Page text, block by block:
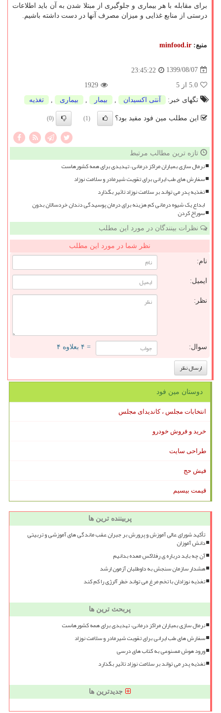
برای مقابله با هر بیماری و جلوگیری از مبتلا شدن به آن باید اطلاعات
درستی از منابع غذایی و میزان مصرف آنها در دست داشته باشیم.
منبع: minfood.ir
1399/08/07
23:45:22
5.0 از 5
1929
تگهای خبر:
آنتی اكسیدان بیمار بیماری تغذیه
این مطلب مین فود مفید بود؟ (1)
(0)
تازه ترین مطالب مرتبط
نرمال سازی بمباران مراکز درمانی، تهدیدی برای همه کشورهاست
سفارش های طب ایرانی برای تقویت شیرمادر و سلامت نوزاد
تغذیه پدر می تواند بر سلامت نوزاد تاثیر بگذارد
ابداع یک شیوه درمانی کم هزینه برای درمان پوسیدگی دندان خردسالان بدون
سوراخ کردن
نظرات بینندگان در مورد این مطلب
نظر شما در مورد این مطلب
نام:
ایمیل:
نظر:
سوال: = ۴ بعلاوه ۴
دوستان مین فود
انتخابات مجلس ، کاندیدای مجلس
خرید و فروش خودرو
طراحی سایت
فیش حج
قیمت بیسیم
پربیننده ترین ها
تأکید شورای عالی آموزش و پرورش بر جبران عقب ماندگی های آموزشی و تربیتی
دانش آموزان
آن چه باید درباره ی رفلاکس معده بدانیم
هشدار سازمان سنجش به داوطلبان آزمون ارشد
تغذیه نوزادان با تخم مرغ می تواند خطر آلرژی را کم کند
پربحث ترین ها
نرمال سازی بمباران مراکز درمانی، تهدیدی برای همه کشورهاست
سفارش های طب ایرانی برای تقویت شیرمادر و سلامت نوزاد
ورود هوش مصنوعی به کتاب های درسی
تغذیه پدر می تواند بر سلامت نوزاد تاثیر بگذارد
جدیدترین ها